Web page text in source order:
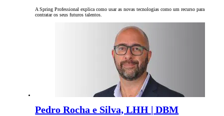
A Spring Professional explica como usar as novas tecnologias como um recurso para
contratar os seus futuros talentos.
Pedro Rocha e Silva, LHH | DBM